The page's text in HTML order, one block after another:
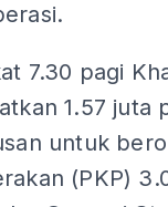
7.30 pagi
1.57 juta
untuk
(PKP)